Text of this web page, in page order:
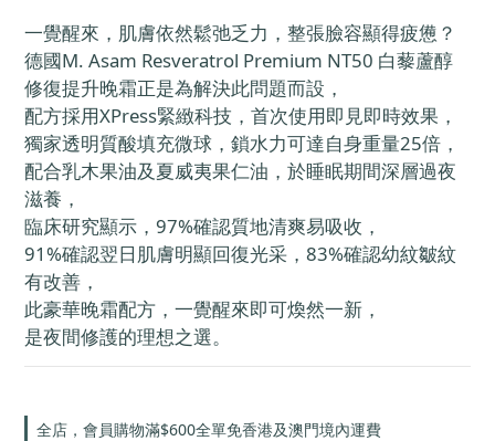
一覺醒來，肌膚依然鬆弛乏力，整張臉容顯得疲憊？
德國M. Asam Resveratrol Premium NT50 白藜蘆醇
修復提升晚霜正是為解決此問題而設，
配方採用XPress緊緻科技，首次使用即見即時效果，
獨家透明質酸填充微球，鎖水力可達自身重量25倍，
配合乳木果油及夏威夷果仁油，於睡眠期間深層過夜
滋養，
臨床研究顯示，97%確認質地清爽易吸收，
91%確認翌日肌膚明顯回復光采，83%確認幼紋皺紋
有改善，
此豪華晚霜配方，一覺醒來即可煥然一新，
是夜間修護的理想之選。
全店，會員購物滿$600全單免香港及澳門境內運費